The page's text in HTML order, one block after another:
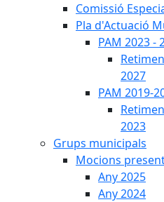
Comissió
Pla d'Actuació
PAM 2023 -
2027
PAM 2019-
2023
Grups municipals
Mocions
Any 2025
Any 2024